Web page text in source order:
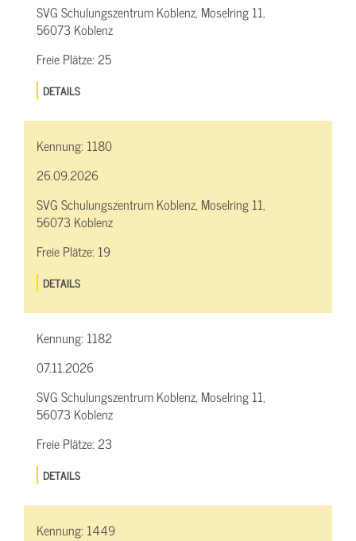
SVG Schulungszentrum Koblenz, Moselring 11,
56073 Koblenz
Freie Plätze:25
DETAILS
Kennung: 1180
26.09.2026
SVG Schulungszentrum Koblenz, Moselring 11,
56073 Koblenz
Freie Plätze: 19
DETAILS
Kennung: 1182
07.11.2026
SVG Schulungszentrum Koblenz, Moselring 11,
56073 Koblenz
Freie Plätze:23
DETAILS
Kennung: 1449